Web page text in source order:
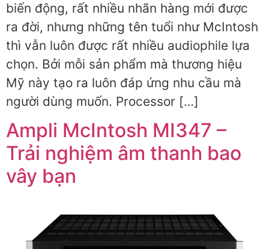
biến động, rất nhiều nhãn hàng mới được
ra đời, nhưng những tên tuổi như McIntosh
thì vẫn luôn được rất nhiều audiophile lựa
chọn. Bởi mỗi sản phẩm mà thương hiệu
Mỹ này tạo ra luôn đáp ứng nhu cầu mà
người dùng muốn. Processor […]
Ampli McIntosh MI347 –
Trải nghiệm âm thanh bao
vây bạn